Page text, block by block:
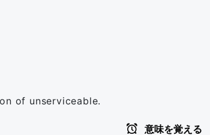
of unserviceable.
意味を覚える